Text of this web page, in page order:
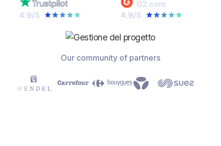
Our community of partners